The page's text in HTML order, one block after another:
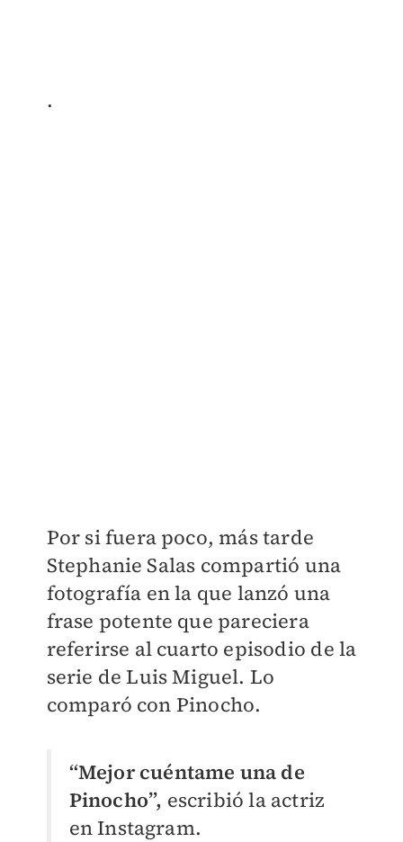
.
Por si fuera poco, más tarde
Stephanie Salas compartió una
fotografía en la que lanzó una
frase potente que pareciera
referirse al cuarto episodio de la
serie de Luis Miguel. Lo
comparó con Pinocho.
“Mejor cuéntame una de
Pinocho”, escribió la actriz
en Instagram.